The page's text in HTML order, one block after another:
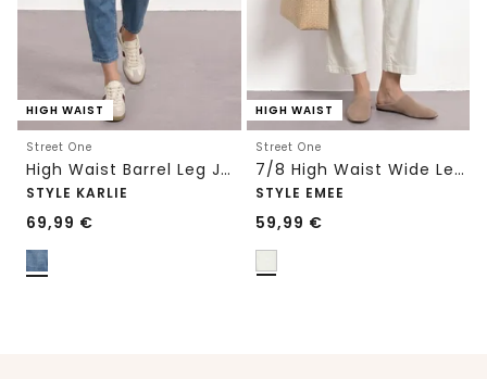
HIGH WAIST
Street One
High Waist Barrel Leg Jeans im Loose Fit
STYLE KARLIE
69,99 €
HIGH WAIST
Street One
7/8 High Waist Wide Leg Jeans im Loose Fit
STYLE EMEE
59,99 €